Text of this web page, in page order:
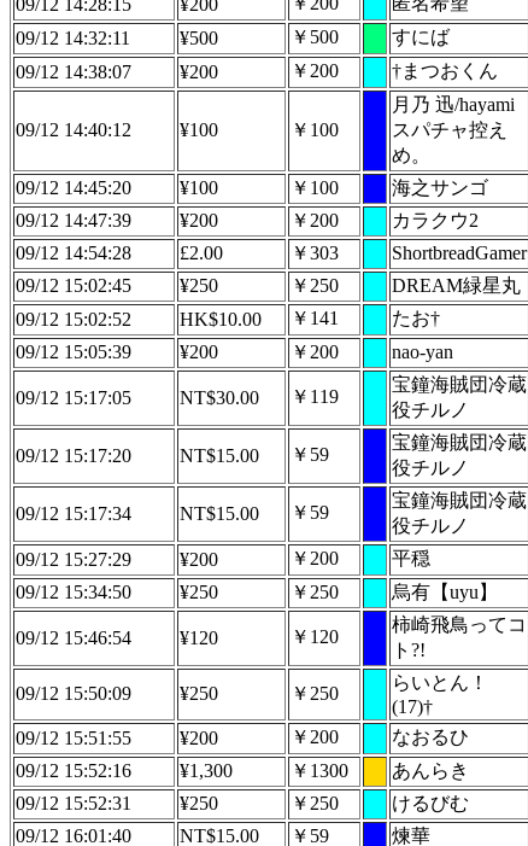
09/12 14:28:15
¥200
09/12 14:32:11
¥500 ￥500 すにば
09/12 14:38:07
¥200 ￥200 †まつおくん
09/12 14:40:12 ¥100 ￥100
月乃 迅/hayami
スパチャ控え
め。
09/12 14:45:20 ¥100 ￥100 海之サンゴ
09/12 14:47:39 ¥200 ￥200 カラクウ2
09/12 14:54:28
£2.00 ￥303
ShortbreadGamer
09/12 15:02:45
¥250 ￥250 DREAM緑星丸
09/12 15:02:52 HK$10.00 ￥141 たお†
09/12 15:05:39
¥200 ￥200 nao-yan
09/12 15:17:05 NT$30.00 ￥119
宝鐘海賊団冷蔵
役チルノ
09/12 15:17:20 NT$15.00 ￥59
宝鐘海賊団冷蔵
役チルノ
09/12 15:17:34 NT$15.00 ￥59
宝鐘海賊団冷蔵
役チルノ
09/12 15:27:29 ¥200 ￥200 平穏
09/12 15:34:50
¥250 ￥250 烏有【uyu】
09/12 15:46:54 ¥120 ￥120
柿崎飛鳥ってコ
ト?!
09/12 15:50:09 ¥250 ￥250
らいとん！
(17)†
09/12 15:51:55 ¥200 ￥200 なおるひ
09/12 15:52:16
¥1,300 ￥1300 あんらき
09/12 15:52:31
¥250 ￥250 けるびむ
09/12 16:01:40
NT$15.00 ￥59 煉華